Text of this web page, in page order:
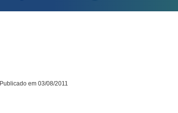
Publicado em 03/08/2011